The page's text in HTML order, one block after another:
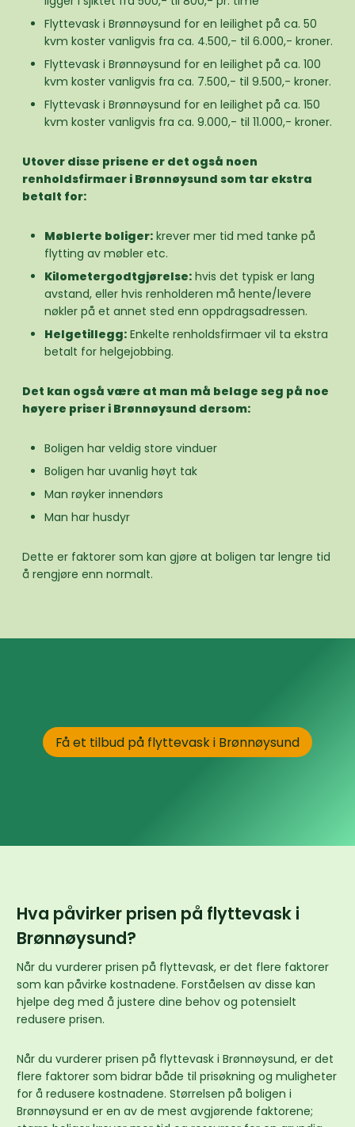
Flyttevask i Brønnøysund for en leilighet på ca. 50
kvm koster vanligvis fra ca. 4.500,- til 6.000,- kroner.
Flyttevask i Brønnøysund for en leilighet på ca. 100
kvm koster vanligvis fra ca. 7.500,- til 9.500,- kroner.
Flyttevask i Brønnøysund for en leilighet på ca. 150
kvm koster vanligvis fra ca. 9.000,- til 11.000,- kroner.
Utover disse prisene er det også noen
renholdsfirmaer i Brønnøysund som tar ekstra
betalt for:
Møblerte boliger: krever mer tid med tanke på
flytting av møbler etc.
Kilometergodtgjørelse: hvis det typisk er lang
avstand, eller hvis renholderen må hente/levere
nøkler på et annet sted enn oppdragsadressen.
Helgetillegg: Enkelte renholdsfirmaer vil ta ekstra
betalt for helgejobbing.
Det kan også være at man må belage seg på noe
høyere priser i Brønnøysund dersom:
Boligen har veldig store vinduer
Boligen har uvanlig høyt tak
Man røyker innendørs
Man har husdyr
Dette er faktorer som kan gjøre at boligen tar lengre tid
å rengjøre enn normalt.
Få et tilbud på flyttevask i Brønnøysund
Hva påvirker prisen på flyttevask i
Brønnøysund?
Når du vurderer prisen på flyttevask, er det flere faktorer
som kan påvirke kostnadene. Forståelsen av disse kan
hjelpe deg med å justere dine behov og potensielt
redusere prisen.
Når du vurderer prisen på flyttevask i Brønnøysund, er det
flere faktorer som bidrar både til prisøkning og muligheter
for å redusere kostnadene. Størrelsen på boligen i
Brønnøysund er en av de mest avgjørende faktorene;